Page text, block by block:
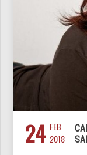
24 FEB
2018